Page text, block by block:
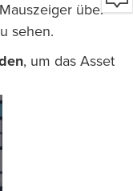
über
sehen.
, um das Asset